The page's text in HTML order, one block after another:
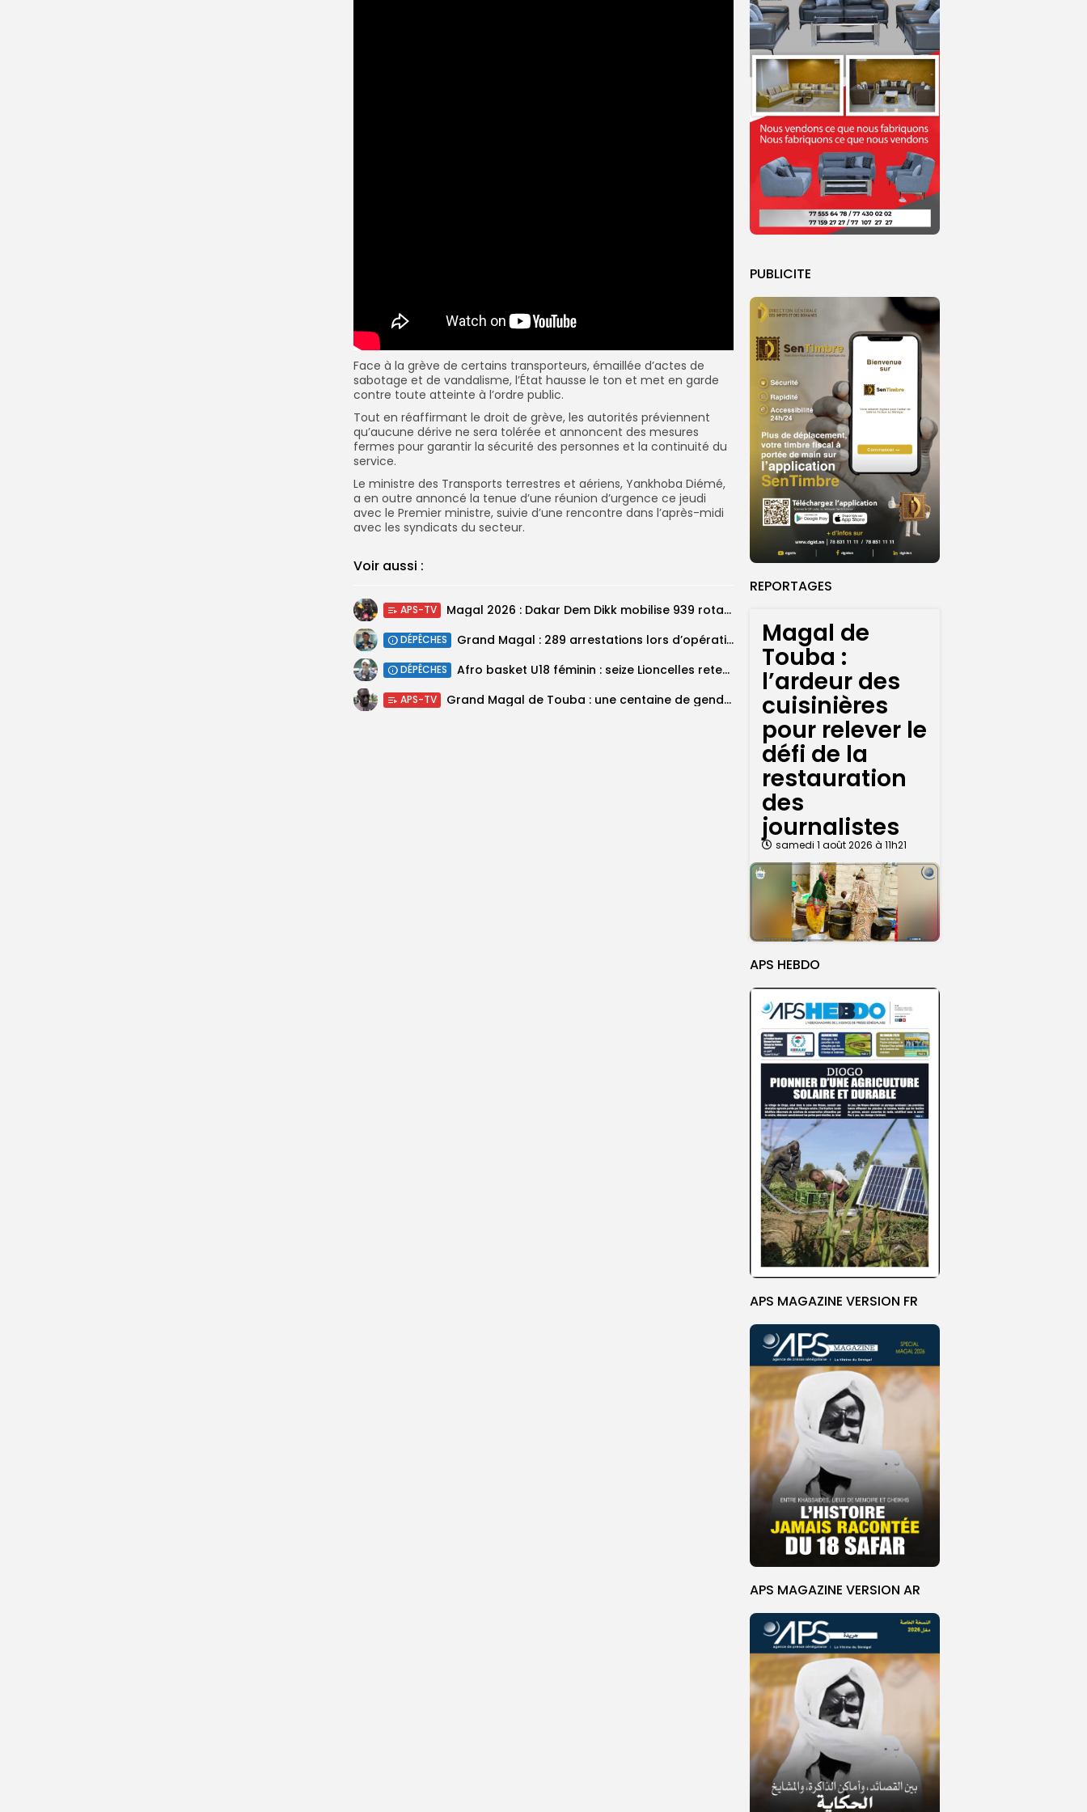
PUBLICITE
REPORTAGES
Magal de
Touba :
l’ardeur des
cuisinières
pour relever le
défi de la
restauration
des
journalistes
samedi 1 août 2026 à 11h21
APS HEBDO
APS MAGAZINE VERSION FR
APS MAGAZINE VERSION AR
Face à la grève de certains transporteurs, émaillée d’actes de
sabotage et de vandalisme, l’État hausse le ton et met en garde
contre toute atteinte à l’ordre public.
Tout en réaffirmant le droit de grève, les autorités préviennent
qu’aucune dérive ne sera tolérée et annoncent des mesures
fermes pour garantir la sécurité des personnes et la continuité du
service.
Le ministre des Transports terrestres et aériens, Yankhoba Diémé,
a en outre annoncé la tenue d’une réunion d’urgence ce jeudi
avec le Premier ministre, suivie d’une rencontre dans l’après-midi
avec les syndicats du secteur.
Voir aussi :
APS-TV Magal 2026 : Dakar Dem Dikk mobilise 939 rotations et transporte près...
DÉPÊCHES Grand Magal : 289 arrestations lors d’opérations préventives de sécurisation
DÉPÊCHES ‎Afro basket U18 féminin : seize Lioncelles retenues pour l’étape finale de...
APS-TV Grand Magal de Touba : une centaine de gendarmes mobilisés sur les...